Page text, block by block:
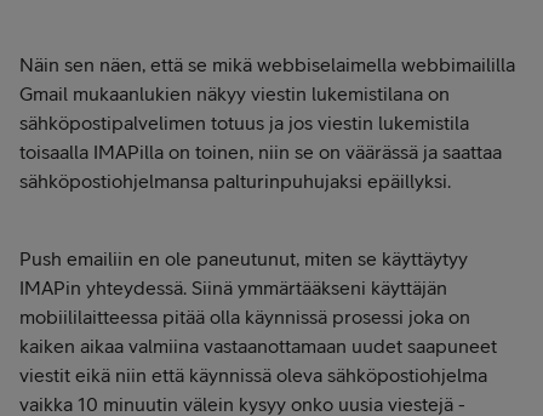
Näin sen näen, että se mikä webbiselaimella webbimaililla
Gmail mukaanlukien näkyy viestin lukemistilana on
sähköpostipalvelimen totuus ja jos viestin lukemistila
toisaalla IMAPilla on toinen, niin se on väärässä ja saattaa
sähköpostiohjelmansa palturinpuhujaksi epäillyksi.
Push emailiin en ole paneutunut, miten se käyttäytyy
IMAPin yhteydessä. Siinä ymmärtääkseni käyttäjän
mobiililaitteessa pitää olla käynnissä prosessi joka on
kaiken aikaa valmiina vastaanottamaan uudet saapuneet
viestit eikä niin että käynnissä oleva sähköpostiohjelma
vaikka 10 minuutin välein kysyy onko uusia viestejä -